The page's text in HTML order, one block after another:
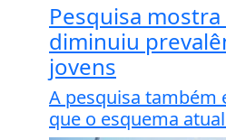
Pesquisa
diminuiu
jovens
A pesquisa também
que o esquema